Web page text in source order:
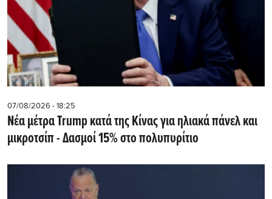
07/08/2026 - 18:25
Νέα μέτρα Trump κατά της Κίνας για ηλιακά πάνελ και
μικροτσίπ - Δασμοί 15% στο πολυπυρίτιο